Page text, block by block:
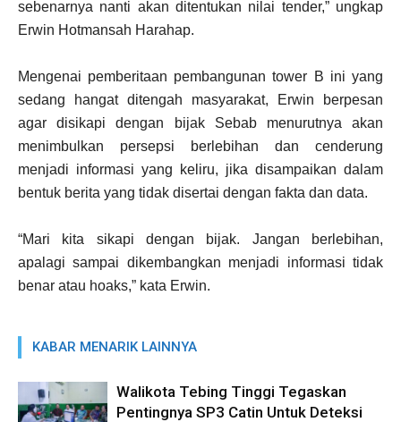
sebenarnya nanti akan ditentukan nilai tender,” ungkap
Erwin Hotmansah Harahap.
Mengenai pemberitaan pembangunan tower B ini yang
sedang hangat ditengah masyarakat, Erwin berpesan
agar disikapi dengan bijak Sebab menurutnya akan
menimbulkan persepsi berlebihan dan cenderung
menjadi informasi yang keliru, jika disampaikan dalam
bentuk berita yang tidak disertai dengan fakta dan data.
“Mari kita sikapi dengan bijak. Jangan berlebihan,
apalagi sampai dikembangkan menjadi informasi tidak
benar atau hoaks,” kata Erwin.
KABAR MENARIK LAINNYA
Walikota Tebing Tinggi Tegaskan
Pentingnya SP3 Catin Untuk Deteksi